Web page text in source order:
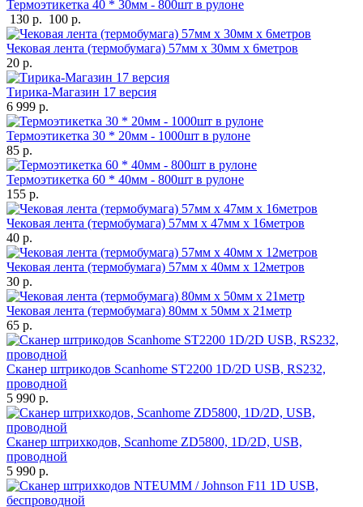
Термоэтикетка 40 * 30мм - 800шт в рулоне
130 р. 100 р.
Чековая лента (термобумага) 57мм x 30мм х 6метров
20 р.
Тирика-Магазин 17 версия
6 999 р.
Термоэтикетка 30 * 20мм - 1000шт в рулоне
85 р.
Термоэтикетка 60 * 40мм - 800шт в рулоне
155 р.
Чековая лента (термобумага) 57мм x 47мм х 16метров
40 р.
Чековая лента (термобумага) 57мм x 40мм х 12метров
30 р.
Чековая лента (термобумага) 80мм x 50мм х 21метр
65 р.
Сканер штрикодов Scanhome ST2200 1D/2D USB, RS232,
проводной
5 990 р.
Сканер штрихкодов, Scanhome ZD5800, 1D/2D, USB,
проводной
5 990 р.